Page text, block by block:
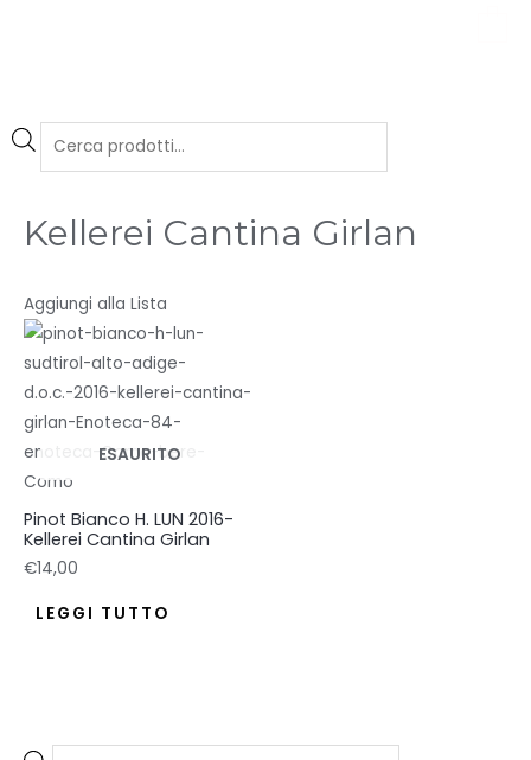
Kellerei Cantina Girlan
Aggiungi alla Lista
ESAURITO
Pinot Bianco H. LUN 2016-
Kellerei Cantina Girlan
€14,00
LEGGI TUTTO